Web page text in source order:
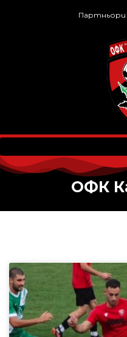
Партньори
ОФК